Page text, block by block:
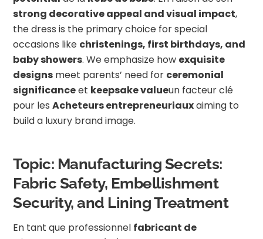
strong decorative appeal and visual impact,
the dress is the primary choice for special
occasions like christenings, first birthdays, and
baby showers. We emphasize how exquisite
designs meet parents’ need for ceremonial
significanceet keepsake valueun facteur clé
pour lesAcheteurs entrepreneuriauxaiming to
build a luxury brand image.
Topic: Manufacturing Secrets:
Fabric Safety, Embellishment
Security, and Lining Treatment
En tant que professionnel fabricant de